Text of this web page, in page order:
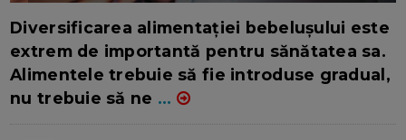
Diversificarea alimentației bebelușului este
extrem de importantă pentru sănătatea sa.
Alimentele trebuie să fie introduse gradual,
nu trebuie să ne ...